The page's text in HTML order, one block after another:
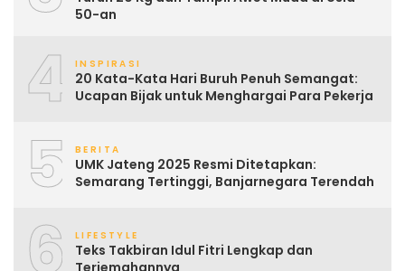
50-an
4 INSPIRASI
20 Kata-Kata Hari Buruh Penuh Semangat:
Ucapan Bijak untuk Menghargai Para Pekerja
5 BERITA
UMK Jateng 2025 Resmi Ditetapkan:
Semarang Tertinggi, Banjarnegara Terendah
6 LIFESTYLE
Teks Takbiran Idul Fitri Lengkap dan
Terjemahannya